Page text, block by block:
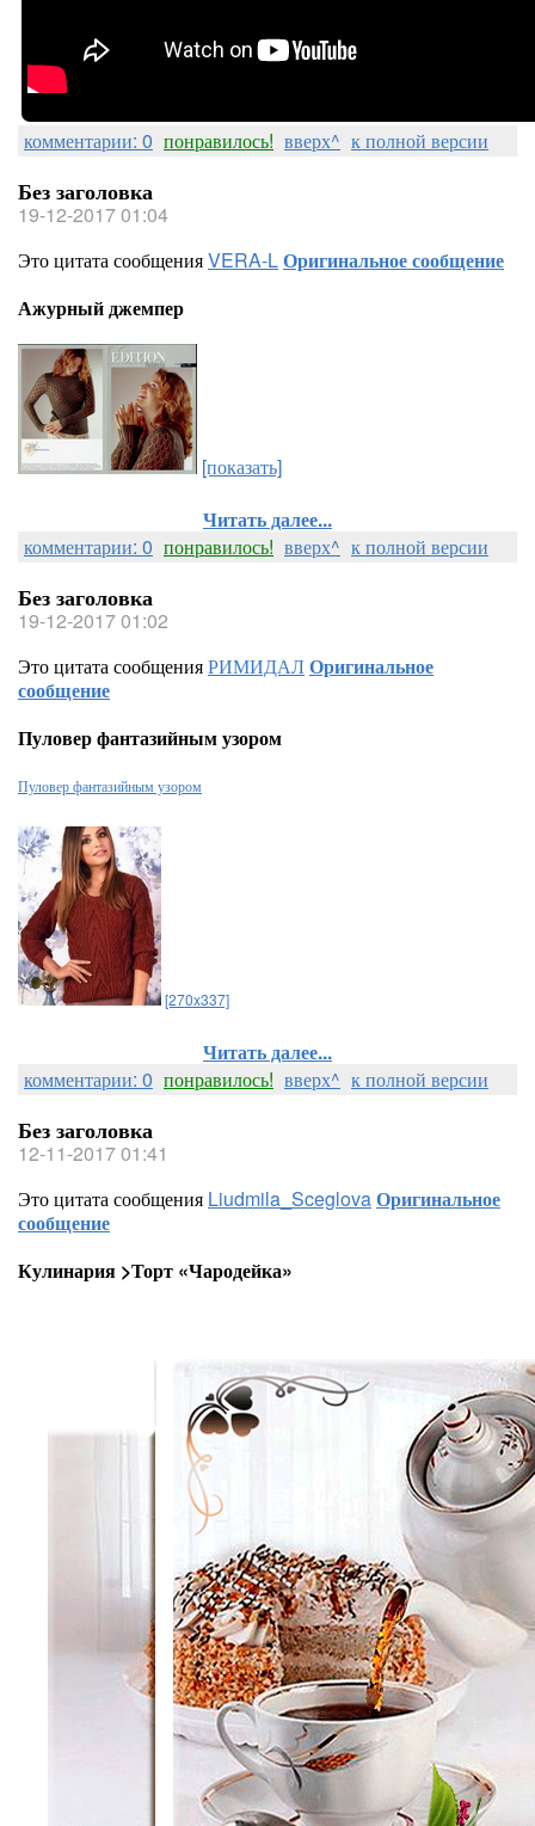
комментарии: 0 понравилось! вверх^ к полной версии
Без заголовка
19-12-2017 01:04
Это цитата сообщенияVERA-LОригинальное сообщение
Ажурный джемпер
[показать]
Читать далее...
комментарии: 0 понравилось! вверх^ к полной версии
Без заголовка
19-12-2017 01:02
Это цитата сообщенияРИМИДАЛОригинальное
сообщение
Пуловер фантазийным узором
Пуловер фантазийным узором
[270x337]
Читать далее...
комментарии: 0 понравилось! вверх^ к полной версии
Без заголовка
12-11-2017 01:41
Это цитата сообщения Liudmila_SceglovaОригинальное
сообщение
Кулинария >Торт «Чародейка»